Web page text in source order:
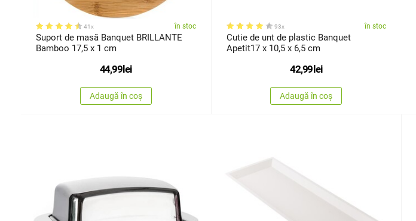
41x în stoc
Suport de masă Banquet BRILLANTE
Bamboo 17,5 x 1 cm
44,99lei
Adaugă în coș
93x în stoc
Cutie de unt de plastic Banquet
Apetit17 x 10,5 x 6,5 cm
42,99lei
Adaugă în coș